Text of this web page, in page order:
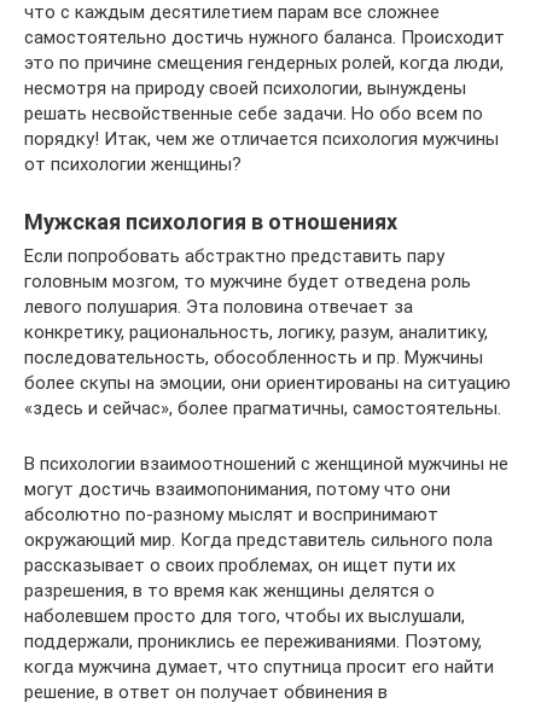
что с каждым десятилетием парам все сложнее
самостоятельно достичь нужного баланса. Происходит
это по причине смещения гендерных ролей, когда люди,
несмотря на природу своей психологии, вынуждены
решать несвойственные себе задачи. Но обо всем по
порядку! Итак, чем же отличается психология мужчины
от психологии женщины?
Мужская психология в отношениях
Если попробовать абстрактно представить пару
головным мозгом, то мужчине будет отведена роль
левого полушария. Эта половина отвечает за
конкретику, рациональность, логику, разум, аналитику,
последовательность, обособленность и пр. Мужчины
более скупы на эмоции, они ориентированы на ситуацию
«здесь и сейчас», более прагматичны, самостоятельны.
В психологии взаимоотношений с женщиной мужчины не
могут достичь взаимопонимания, потому что они
абсолютно по-разному мыслят и воспринимают
окружающий мир. Когда представитель сильного пола
рассказывает о своих проблемах, он ищет пути их
разрешения, в то время как женщины делятся о
наболевшем просто для того, чтобы их выслушали,
поддержали, прониклись ее переживаниями. Поэтому,
когда мужчина думает, что спутница просит его найти
решение, в ответ он получает обвинения в